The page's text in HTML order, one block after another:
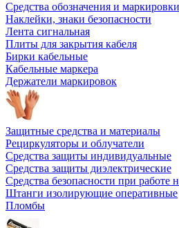
Средства обозначения и маркировки
Наклейки, знаки безопасности
Лента сигнальная
Плиты для закрытия кабеля
Бирки кабельные
Кабельные маркера
Держатели маркировок
Защитные средства и материалы
Рециркуляторы и облучатели
Средства защиты индивидуальные
Средства защиты диэлектрические
Средства безопасности при работе
Штанги изолирующие оперативные
Пломбы